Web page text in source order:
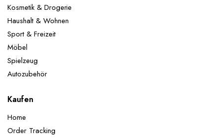
Kosmetik & Drogerie
Haushalt & Wohnen
Sport & Freizeit
Möbel
Spielzeug
Autozubehör
Kaufen
Home
Order Tracking